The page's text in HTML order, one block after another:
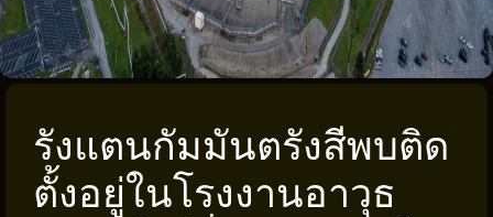
รังแตนกัมมันตรังสีพบติด
ตั้งอยู่ในโรงงานอาวุธ